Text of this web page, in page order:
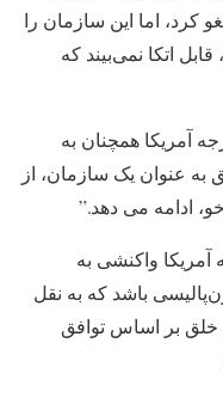
کرد، اما این سازمان را
اتکا نمی‌بیند که
آمریکا همچنان به
عنوان یک سازمان، از
ادامه می دهد.”
آمریکا واکنشی به
باشد که به نقل
خلق بر اساس توافق